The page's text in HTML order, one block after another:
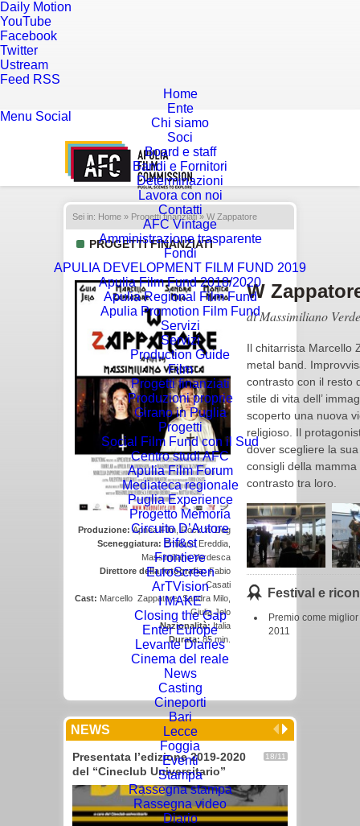
Daily Motion
YouTube
Facebook
Twitter
Ustream
Feed RSS
Home
Ente
Chi siamo
Soci
Board e staff
Bandi e Fornitori
Determinazioni
Lavora con noi
Contatti
AFC Vintage
Amministrazione trasparente
Fondi
APULIA DEVELOPMENT FILM FUND 2019
Apulia Film Fund 2018/2020
Apulia Regional Film Fund
Apulia Promotion Film Fund
Servizi
Servizi
Production Guide
Film
Progetti finanziati
Produzioni proprie
Girano in Puglia
Progetti
Social Film Fund con il Sud
Centro studi AFC
Apulia Film Forum
Mediateca regionale
Puglia Experience
Progetto Memoria
Circuito D’Autore
Bif&st
Frontiere
EuroScreen
ArTVision
I MAKE
Closing the Gap
Enter Europe
Levante Diaries
Cinema del reale
News
Casting
Cineporti
Bari
Lecce
Foggia
Eventi
Stampa
Rassegna stampa
Rassegna video
Diario
Menu Social
Sei in: Home » Progetti finanziati» W Zappatore
PROGETTI FINANZIATI
Produzione:Apnea Film, Rock ‘n’ Dog
Sceneggiatura: Emiliano Ereddia,
Massimiliano Verdesca
Direttore della fotografia: Fabio
Casati
Cast: Marcello Zappatore, Sandra Milo,
Giulia Jelo
Nazionalità: Italia
Durata: 85 min.
W
di Massimiliano
Il chitarrista Marcello
metal band.
contrasto con il resto
stile di vita dell’
scoperto una nuova
religioso. Il
dover scegliere la
consigli della
contrasto tra loro.
Festival e
Premio come
2011
NEWS
18/11
Presentata l’edizione 2019-2020
del “Cineclub Universitario”